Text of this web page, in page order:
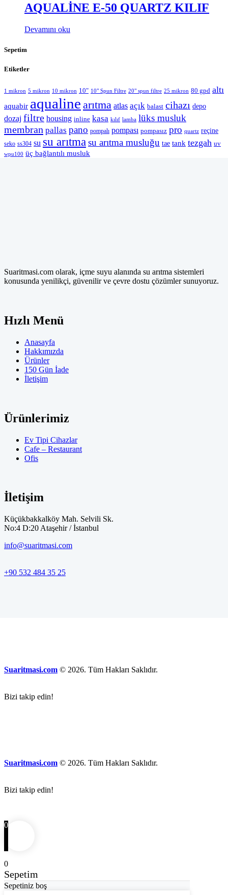
AQUALİNE E-50 QUARTZ KILIF
Devamını oku
Sepetim
Etiketler
1 mikron 5 mikron 10 mikron 10" 10" Spun Filtre 20" spun filtre 25 mikron 80 gpd altı
aquabir aqualine arıtma atlas açık balast cihazı depo
dozaj filtre housing inline kasa kılıf lamba lüks musluk
membran pallas pano pompalı pompası pompasız pro quartz reçine
seko ss304 su su arıtma su arıtma musluğu tae tank tezgah uv
wpu100 üç bağlantılı musluk
Suaritmasi.com olarak, içme suyu alanında su arıtma sistemleri
konusunda yenilikçi, güvenilir ve çevre dostu çözümler sunuyoruz.
Hızlı Menü
Anasayfa
Hakkımızda
Ürünler
150 Gün İade
İletişim
Ürünlerimiz
Ev Tipi Cihazlar
Cafe – Restaurant
Ofis
İletişim
Küçükbakkalköy Mah. Selvili Sk.
No:4 D:20 Ataşehir / İstanbul
info@suaritmasi.com
+90 532 484 35 25
Suaritmasi.com © 2026. Tüm Hakları Saklıdır.
Bizi takip edin!
Suaritmasi.com © 2026. Tüm Hakları Saklıdır.
Bizi takip edin!
0
0
Sepetim
Sepetiniz boş